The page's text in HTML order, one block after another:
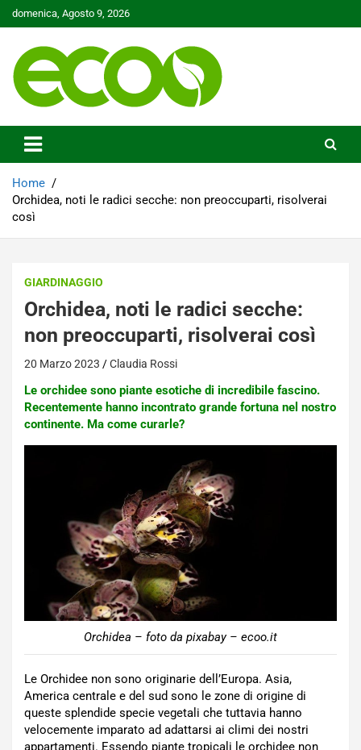
Skip
to
domenica, Agosto 9, 2026
Ecoo.it
Home
Orchidea, noti le radici secche: non preoccuparti, risolverai
così
GIARDINAGGIO
Orchidea, noti le radici secche:
non preoccuparti, risolverai così
20 Marzo 2023 Claudia Rossi
Le orchidee sono piante esotiche di incredibile fascino.
Recentemente hanno incontrato grande fortuna nel nostro
continente. Ma come curarle?
Orchidea – foto da pixabay – ecoo.it
Le Orchidee non sono originarie dell’Europa. Asia,
America centrale e del sud sono le zone di origine di
queste splendide specie vegetali che tuttavia hanno
velocemente imparato ad adattarsi ai climi dei nostri
appartamenti. Essendo piante tropicali le orchidee non